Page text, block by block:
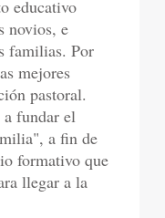
educativo
novios, e
familias. Por
mejores
pastoral.
fundar el
a fin de
formativo que
llegar a la